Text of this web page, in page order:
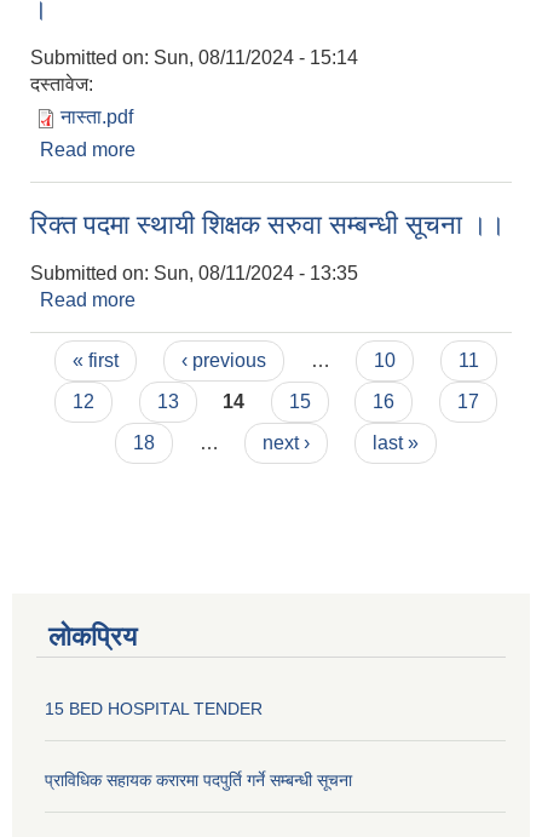
।
Submitted on: Sun, 08/11/2024 - 15:14
दस्तावेज:
नास्ता.pdf
Read more
रिक्त पदमा स्थायी शिक्षक सरुवा सम्बन्धी सूचना ।।
Submitted on: Sun, 08/11/2024 - 13:35
Read more
Pages
« first ‹ previous … 10
11
12
13 14 15 16
17
18
… next › last »
लोकप्रिय
15 BED HOSPITAL TENDER
प्राविधिक सहायक करारमा पदपुर्ति गर्ने सम्बन्धी सूचना